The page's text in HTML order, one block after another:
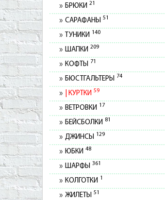
БРЮКИ 21
САРАФАНЫ 51
ТУНИКИ 140
ШАПКИ 209
КОФТЫ 71
БЮСТГАЛЬТЕРЫ 74
КУРТКИ 59
ВЕТРОВКИ 17
БЕЙСБОЛКИ 81
ДЖИНСЫ 129
ЮБКИ 48
ШАРФЫ 361
КОЛГОТКИ 1
ЖИЛЕТЫ 51